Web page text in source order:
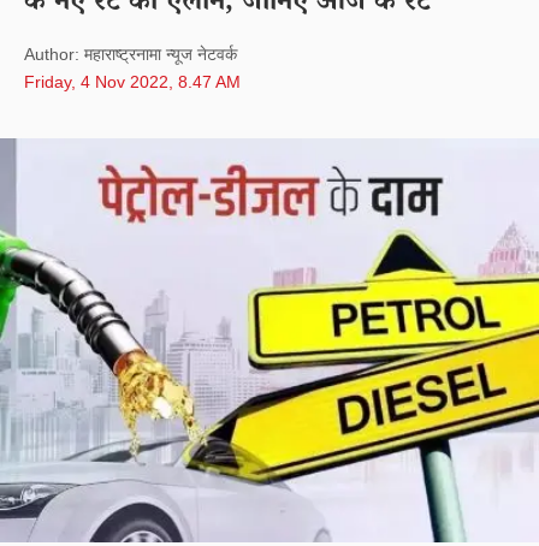
Author: महाराष्ट्रनामा न्यूज नेटवर्क
Friday, 4 Nov 2022, 8.47 AM